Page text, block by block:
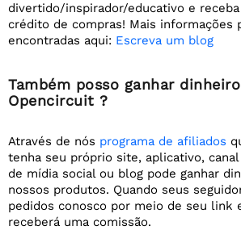
divertido/inspirador/educativo e
crédito de compras! Mais informações
encontradas aqui: Escreva um blog
Também posso ganhar
Opencircuit ?
Através de nós programa de afiliados
tenha seu próprio site, aplicativo,
de mídia social ou blog pode ganhar
nossos produtos. Quando seus
pedidos conosco por meio de seu link
receberá uma comissão.